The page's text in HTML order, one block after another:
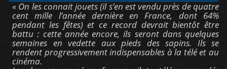
« On les connait jouets (il s’en est vendu près de quatre
cent mille l’année dernière en France, dont 64%
pendant les fêtes) et ce record devrait bientôt être
battu : cette année encore, ils seront dans quelques
semaines en vedette aux pieds des sapins. Ils se
rendent progressivement indispensables à la télé et au
cinéma.